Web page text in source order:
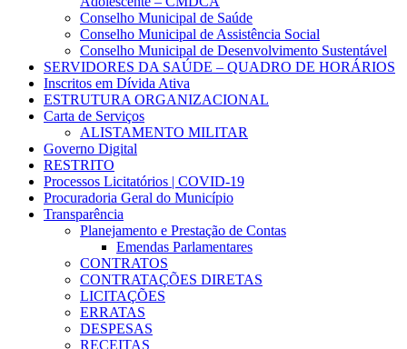
Conselho Municipal de Saúde
Conselho Municipal de Assistência Social
Conselho Municipal de Desenvolvimento Sustentável
SERVIDORES DA SAÚDE – QUADRO DE HORÁRIOS
Inscritos em Dívida Ativa
ESTRUTURA ORGANIZACIONAL
Carta de Serviços
ALISTAMENTO MILITAR
Governo Digital
RESTRITO
Processos Licitatórios | COVID-19
Procuradoria Geral do Município
Transparência
Planejamento e Prestação de Contas
Emendas Parlamentares
CONTRATOS
CONTRATAÇÕES DIRETAS
LICITAÇÕES
ERRATAS
DESPESAS
RECEITAS